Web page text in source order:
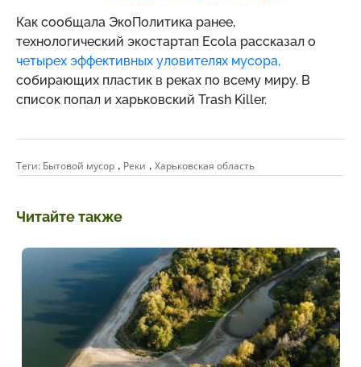
Как сообщала ЭкоПолитика ранее,
технологический экостартап Ecola рассказал о
четырех эффективных уловителях мусора,
собирающих пластик в реках по всему миру. В
список попал и харьковский Trash Killer.
Теги: Бытовой мусор , Реки , Харьковская область
Читайте также